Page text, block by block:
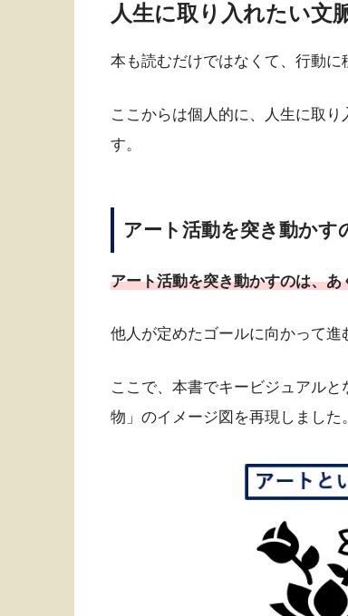
人生に取り入れたい文
本も読むだけではなくて、行動に
ここからは個人的に、人生に取
す。
アート活動を突き動かす
アート活動を突き動かすのは、
他人が定めたゴールに向かって進
ここで、本書でキービジュアル
物」のイメージ図を再現しました。